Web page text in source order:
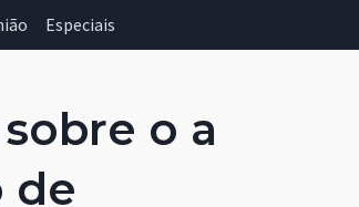
Especiais
o a
de